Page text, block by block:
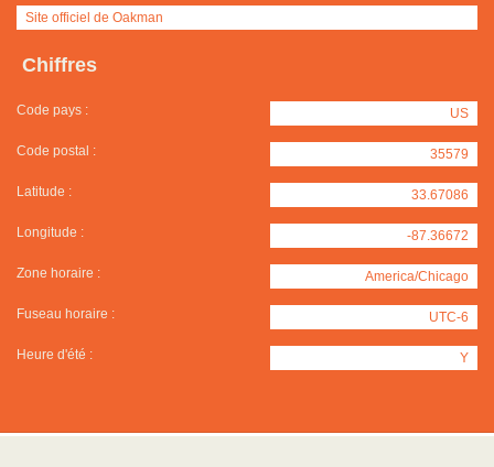
Site officiel de Oakman
Chiffres
Code pays : US
Code postal : 35579
Latitude : 33.67086
Longitude : -87.36672
Zone horaire : America/Chicago
Fuseau horaire : UTC-6
Heure d'été : Y